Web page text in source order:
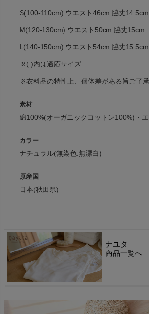
S(100-110cm):ウエスト46cm 脇丈14.5cm
M(120-130cm):ウエスト50cm 脇丈15cm
L(140-150cm):ウエスト54cm 脇丈15.5cm
※( )内は適応サイズ
※衣料品の特性上、個体差がある旨ご了承
素材
綿100%(オーガニックコットン100%)・
カラー
ナチュラル(無染色.無漂白)
原産国
日本(秋田県)
ナユタ
商品一覧へ